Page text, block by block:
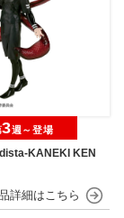
KANEKI KEN
3週～登場